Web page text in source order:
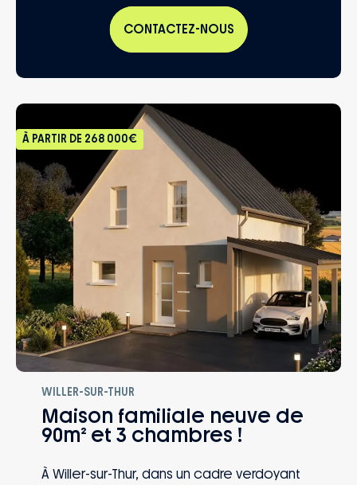
CONTACTEZ-NOUS
À PARTIR DE 268 000€
WILLER-SUR-THUR
Maison familiale neuve de
90m² et 3 chambres !
À Willer-sur-Thur, dans un cadre verdoyant